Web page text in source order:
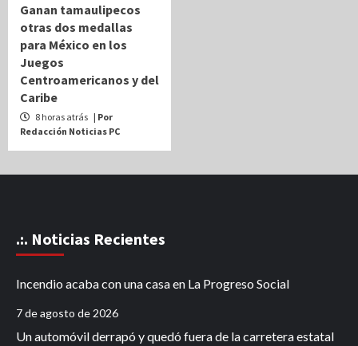
Ganan tamaulipecos
otras dos medallas
para México en los
Juegos
Centroamericanos y del
Caribe
8 horas atrás | Por
Redacción Noticias PC
.:. Noticias Recientes
Incendio acaba con una casa en La Progreso Social
7 de agosto de 2026
Un automóvil derrapó y quedó fuera de la carretera estatal